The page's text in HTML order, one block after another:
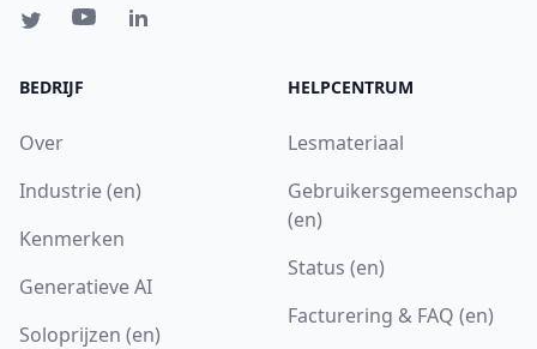
BEDRIJF
Over
Industrie (en)
Kenmerken
Generatieve AI
Soloprijzen (en)
HELPCENTRUM
Lesmateriaal
Gebruikersgemeenschap
(en)
Status (en)
Facturering & FAQ (en)